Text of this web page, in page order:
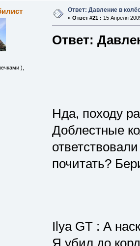
),
Ответ: Давление в
« Ответ #21 : 15 Апреля
Ответ:
Нда, походу
Доблестные
почитать?
Ilya GT : А
Я убил до